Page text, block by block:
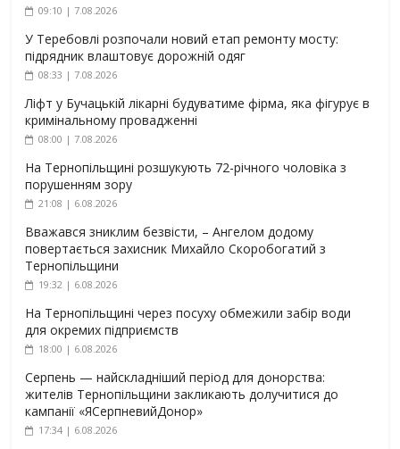
09:10 | 7.08.2026
У Теребовлі розпочали новий етап ремонту мосту:
підрядник влаштовує дорожній одяг
08:33 | 7.08.2026
Ліфт у Бучацькій лікарні будуватиме фірма, яка фігурує в
кримінальному провадженні
08:00 | 7.08.2026
На Тернопільщині розшукують 72-річного чоловіка з
порушенням зору
21:08 | 6.08.2026
Вважався зниклим безвісти, – Ангелом додому
повертається захисник Михайло Скоробогатий з
Тернопільщини
19:32 | 6.08.2026
На Тернопільщині через посуху обмежили забір води
для окремих підприємств
18:00 | 6.08.2026
Серпень — найскладніший період для донорства:
жителів Тернопільщини закликають долучитися до
кампанії «ЯСерпневийДонор»
17:34 | 6.08.2026